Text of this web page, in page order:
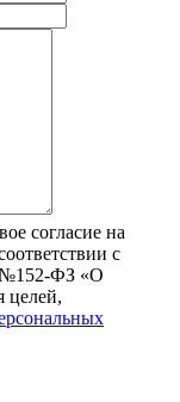
согласие на
с
№152-ФЗ «О
целей,